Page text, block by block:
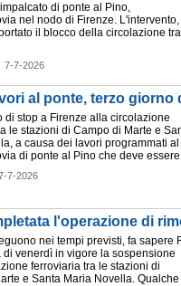
di ponte al Pino,
nel nodo di Firenze. L'intervento,
il blocco della circolazione tra
7-7-2026
al ponte, terzo giorno
di stop a Firenze alla circolazione
le stazioni di Campo di Marte e
a causa dei lavori programmati al
di ponte al Pino che deve essere
7-2026
l'operazione di
nei tempi previsti, fa sapere
di venerdì in vigore la sospensione
ferroviaria tra le stazioni di
e Santa Maria Novella. Qualche